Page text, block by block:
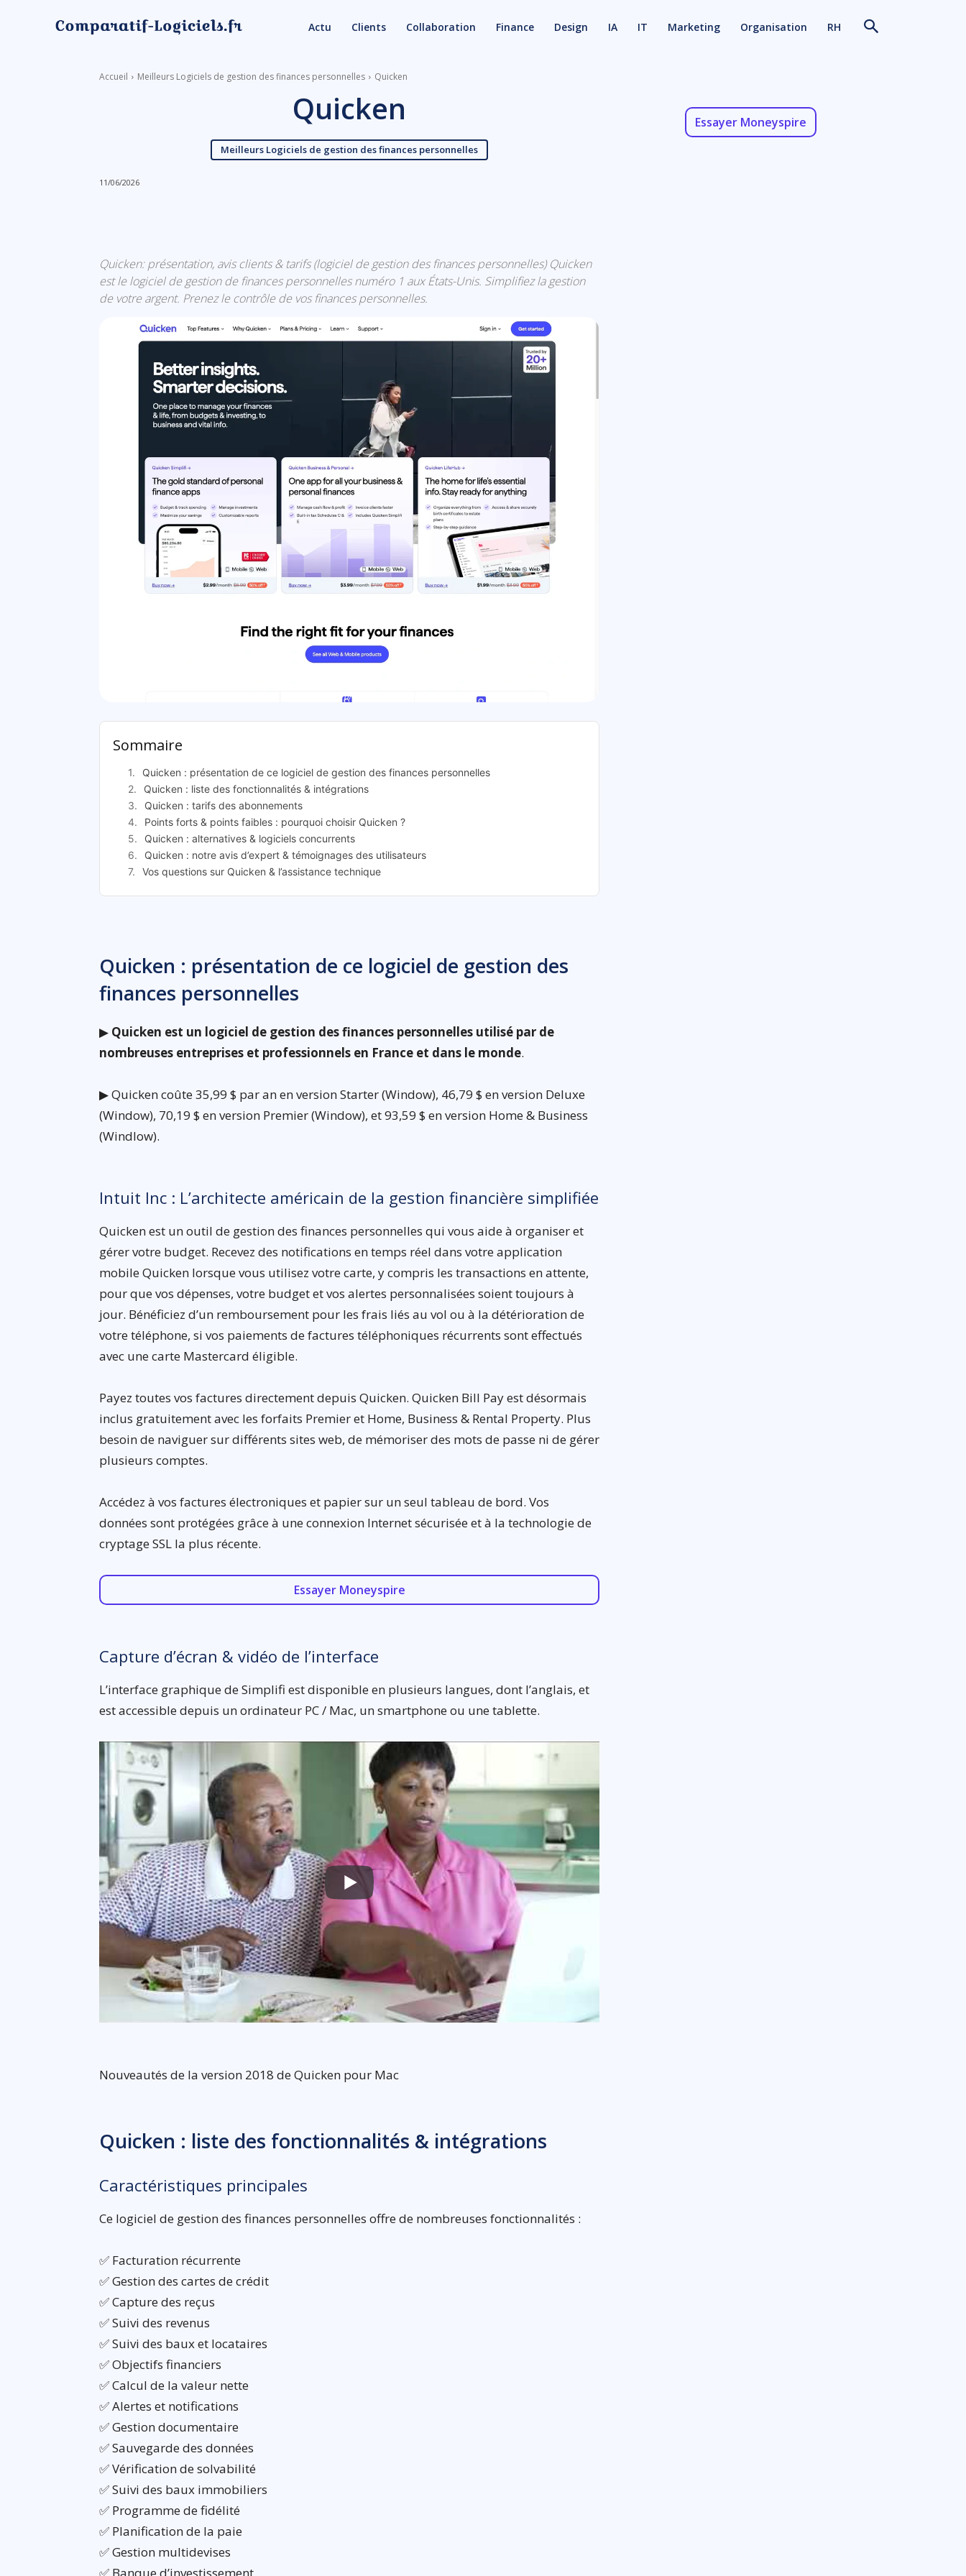
Actu Clients Collaboration Finance Design IA IT Marketing Organisation RH
Accueil Meilleurs Logiciels de gestion des finances personnelles Quicken
Quicken
Meilleurs Logiciels de gestion des finances personnelles
11/06/2026
Quicken: présentation, avis clients & tarifs (logiciel de gestion des finances personnelles) Quicken
est le logiciel de gestion de finances personnelles numéro 1 aux États-Unis. Simplifiez la gestion
de votre argent. Prenez le contrôle de vos finances personnelles.
Quicken: présentation
Sommaire
Quicken : présentation de ce logiciel de gestion des finances personnelles
Quicken : liste des fonctionnalités & intégrations
Quicken : tarifs des abonnements
Points forts & points faibles : pourquoi choisir Quicken ?
Quicken : alternatives & logiciels concurrents
Quicken : notre avis d’expert & témoignages des utilisateurs
Vos questions sur Quicken & l’assistance technique
Quicken : présentation de ce logiciel de gestion des
finances personnelles
▶ Quicken est un logiciel de gestion des finances personnelles utilisé par de
nombreuses entreprises et professionnels en France et dans le monde.
▶ Quicken coûte 35,99 $ par an en version Starter (Window), 46,79 $ en version Deluxe
(Window), 70,19 $ en version Premier (Window), et 93,59 $ en version Home & Business
(Windlow).
Intuit Inc : L’architecte américain de la gestion financière simplifiée
Quicken est un outil de gestion des finances personnelles qui vous aide à organiser et
gérer votre budget. Recevez des notifications en temps réel dans votre application
mobile Quicken lorsque vous utilisez votre carte, y compris les transactions en attente,
pour que vos dépenses, votre budget et vos alertes personnalisées soient toujours à
jour. Bénéficiez d’un remboursement pour les frais liés au vol ou à la détérioration de
votre téléphone, si vos paiements de factures téléphoniques récurrents sont effectués
avec une carte Mastercard éligible.
Payez toutes vos factures directement depuis Quicken. Quicken Bill Pay est désormais
inclus gratuitement avec les forfaits Premier et Home, Business & Rental Property. Plus
besoin de naviguer sur différents sites web, de mémoriser des mots de passe ni de gérer
plusieurs comptes.
Accédez à vos factures électroniques et papier sur un seul tableau de bord. Vos
données sont protégées grâce à une connexion Internet sécurisée et à la technologie de
cryptage SSL la plus récente.
Essayer Moneyspire
Capture d’écran & vidéo de l’interface
L’interface graphique de Simplifi est disponible en plusieurs langues, dont l’anglais, et
est accessible depuis un ordinateur PC / Mac, un smartphone ou une tablette.
Nouveautés de la version 2018 de Quicken pour Mac
Quicken : liste des fonctionnalités & intégrations
Caractéristiques principales
Ce logiciel de gestion des finances personnelles offre de nombreuses fonctionnalités :
✅ Facturation récurrente
✅ Gestion des cartes de crédit
✅ Capture des reçus
✅ Suivi des revenus
✅ Suivi des baux et locataires
✅ Objectifs financiers
✅ Calcul de la valeur nette
✅ Alertes et notifications
✅ Gestion documentaire
✅ Sauvegarde des données
✅ Vérification de solvabilité
✅ Suivi des baux immobiliers
✅ Programme de fidélité
✅ Planification de la paie
✅ Gestion multidevises
Essayer Moneyspire